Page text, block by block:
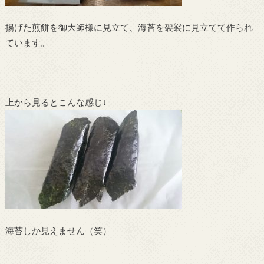
揚げた煎餅を御大師様に見立て、海苔を袈裟に見立てて作られ
ています。
上から見るとこんな感じ↓
海苔しか見えません（笑）